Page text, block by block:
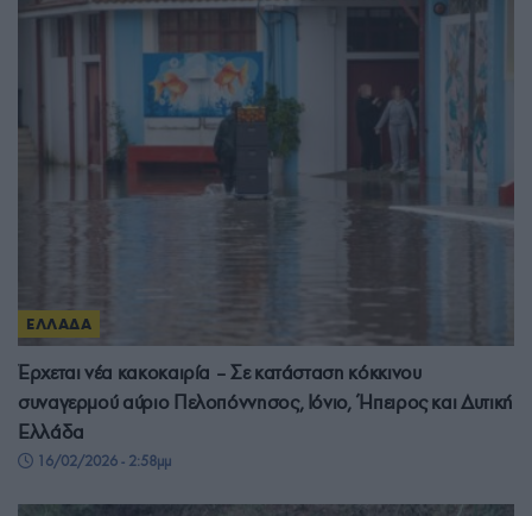
ΕΛΛΑΔΑ
Έρχεται νέα κακοκαιρία – Σε κατάσταση κόκκινου
συναγερμού αύριο Πελοπόννησος, Ιόνιο, Ήπειρος και Δυτική
Ελλάδα
16/02/2026 - 2:58μμ